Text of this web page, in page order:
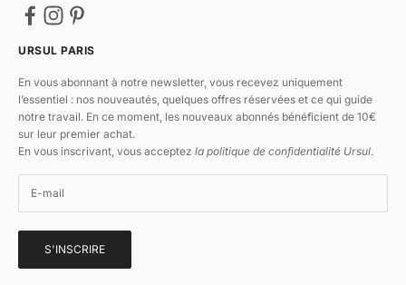
URSUL PARIS
En vous abonnant à notre newsletter, vous recevez uniquement
l’essentiel : nos nouveautés, quelques offres réservées et ce qui guide
notre travail. En ce moment, les nouveaux abonnés bénéficient de 10€
sur leur premier achat.
En vous inscrivant, vous acceptez la politique de confidentialité Ursul.
S'INSCRIRE